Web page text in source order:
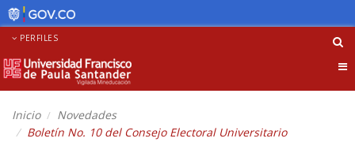
PERFILES
Inicio
Novedades
Boletín No. 10 del Consejo Electoral Universitario